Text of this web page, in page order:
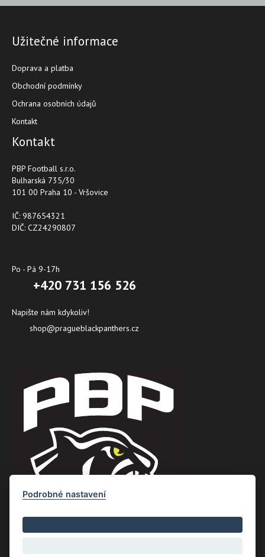
Užitečné informace
Doprava a platba
Obchodní podmínky
Ochrana osobních údajů
Kontakt
Kontakt
PBP Football s.r.o.
Bulharská 735/30
101 00 Praha 10 - Vršovice
IČ: 987654321
DIČ: CZ24290807
Po - Pá 9-17h
+420 731 156 526
Napište nám kdykoliv!
shop@pragueblackpanthers.cz
Podrobné nastavení